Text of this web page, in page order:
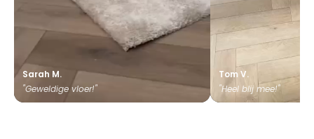
Sarah M.
"Geweldige vloer!"
Tom V.
"Heel blij mee!"